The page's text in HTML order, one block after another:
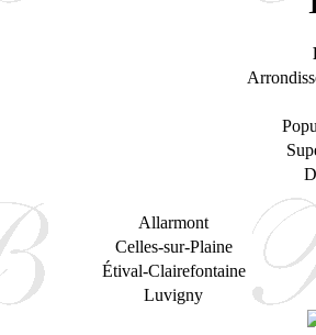
Allarmont
Celles-sur-Plaine
Étival-Clairefontaine
Luvigny